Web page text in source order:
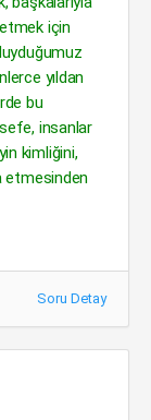
için
yıldan
bu
insanlar
kimliğini,
etmesinden
Soru Detay